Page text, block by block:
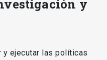
y
y ejecutar las políticas